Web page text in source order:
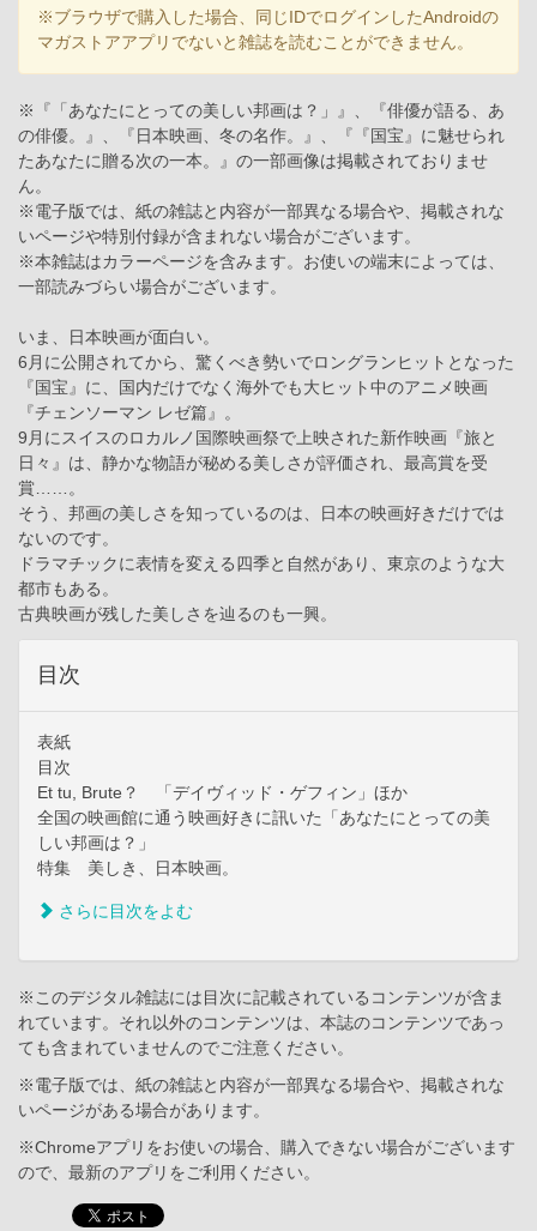
※ブラウザで購入した場合、同じIDでログインしたAndroidの
マガストアアプリでないと雑誌を読むことができません。
※『「あなたにとっての美しい邦画は？」』、『俳優が語る、あ
の俳優。』、『日本映画、冬の名作。』、『『国宝』に魅せられ
たあなたに贈る次の一本。』の一部画像は掲載されておりませ
ん。
※電子版では、紙の雑誌と内容が一部異なる場合や、掲載されな
いページや特別付録が含まれない場合がございます。
※本雑誌はカラーページを含みます。お使いの端末によっては、
一部読みづらい場合がございます。
いま、日本映画が面白い。
6月に公開されてから、驚くべき勢いでロングランヒットとなった
『国宝』に、国内だけでなく海外でも大ヒット中のアニメ映画
『チェンソーマン レゼ篇』。
9月にスイスのロカルノ国際映画祭で上映された新作映画『旅と
日々』は、静かな物語が秘める美しさが評価され、最高賞を受
賞……。
そう、邦画の美しさを知っているのは、日本の映画好きだけでは
ないのです。
ドラマチックに表情を変える四季と自然があり、東京のような大
都市もある。
古典映画が残した美しさを辿るのも一興。
目次
表紙
目次
Et tu, Brute？ 「デイヴィッド・ゲフィン」ほか
全国の映画館に通う映画好きに訊いた「あなたにとっての美
しい邦画は？」
特集 美しき、日本映画。
さらに目次をよむ
※このデジタル雑誌には目次に記載されているコンテンツが含ま
れています。それ以外のコンテンツは、本誌のコンテンツであっ
ても含まれていませんのでご注意ください。
※電子版では、紙の雑誌と内容が一部異なる場合や、掲載されな
いページがある場合があります。
※Chromeアプリをお使いの場合、購入できない場合がございます
ので、最新のアプリをご利用ください。